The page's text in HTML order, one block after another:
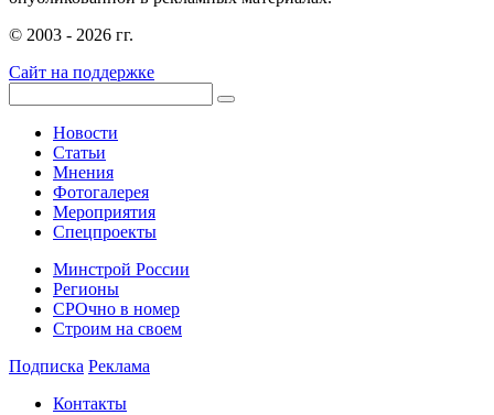
© 2003 - 2026 гг.
Сайт на поддержке
Новости
Статьи
Мнения
Фотогалерея
Мероприятия
Спецпроекты
Минстрой России
Регионы
СРОчно в номер
Строим на своем
Подписка Реклама
Контакты